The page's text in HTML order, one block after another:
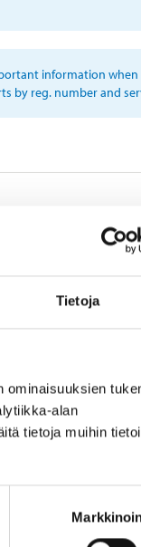
Tietoja
ominaisuuksien
alan
tietoja muihin
information when
by reg. number and